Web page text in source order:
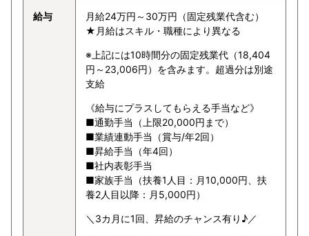
給与
月給24万円～30万円（固定残業代含む）
★月給はスキル・職種により異なる
※上記には10時間分の固定残業代（18,404
円～23,006円）を含みます。超過分は別途
支給
《給与にプラスしてもらえる手当など》
■通勤手当（上限20,000円まで）
■業績連動手当（賞与/年2回）
■昇給手当（年4回）
■社内表彰手当
■家族手当（扶養1人目：月10,000円、扶
養2人目以降：月5,000円）
＼3カ月に1回、昇給のチャンス有り♪／